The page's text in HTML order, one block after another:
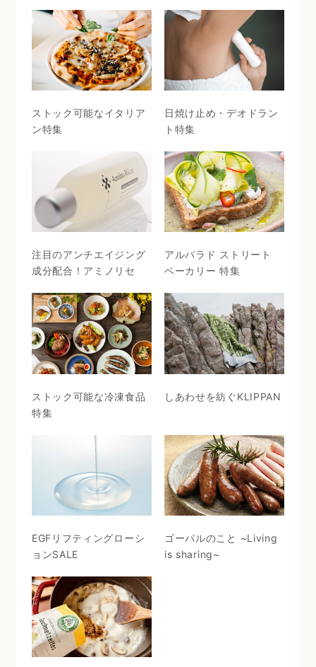
ストック可能なイタリア
ン特集
日焼け止め・デオドラン
ト特集
注目のアンチエイジング
成分配合！アミノリセ
アルバラド ストリート
ベーカリー 特集
ストック可能な冷凍食品
特集
しあわせを紡ぐKLIPPAN
EGFリフティングローシ
ョンSALE
ゴーバルのこと ~Living
is sharing~